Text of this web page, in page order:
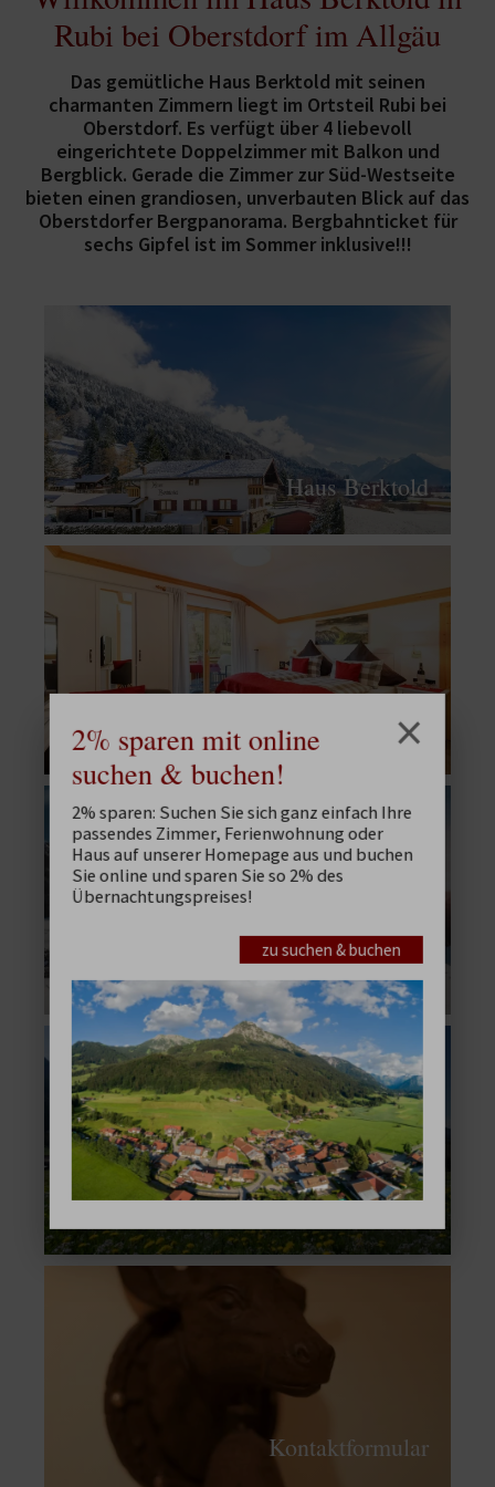
Kontakt
Fewos&Chalets
Tel.08322 977 840
Rubi bei Oberstdorf im Allgäu
Das gemütliche Haus Berktold mit seinen
charmanten Zimmern liegt im Ortsteil Rubi bei
Oberstdorf. Es verfügt über 4 liebevoll
eingerichtete Doppelzimmer mit Balkon und
Bergblick. Gerade die Zimmer zur Süd-Westseite
bieten einen grandiosen, unverbauten Blick auf das
Oberstdorfer Bergpanorama. Bergbahnticket für
sechs Gipfel ist im Sommer inklusive!!!
Haus Berktold
Zimmer
Aktivitäten Winter
Aktivitäten Sommer
Kontaktformular
×
2% sparen mit online
suchen & buchen!
2% sparen: Suchen Sie sich ganz einfach Ihre
passendes Zimmer, Ferienwohnung oder
Haus auf unserer Homepage aus und buchen
Sie online und sparen Sie so 2% des
Übernachtungspreises!
zu suchen & buchen